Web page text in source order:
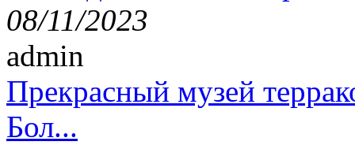
08/11/2023
admin
Прекрасный музей
Бол...